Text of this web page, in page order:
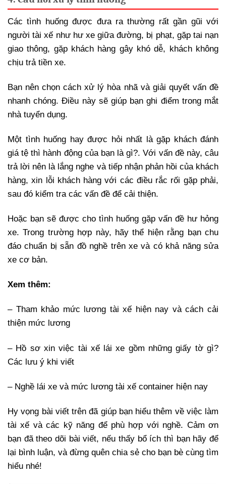
Các tình huống được đưa ra thường rất gần gũi với
người tài xế như hư xe giữa đường, bị phạt, gặp tai nạn
giao thông, gặp khách hàng gây khó dễ, khách không
chịu trả tiền xe.
Bạn nên chọn cách xử lý hòa nhã và giải quyết vấn đề
nhanh chóng. Điều này sẽ giúp bạn ghi điểm trong mắt
nhà tuyển dụng.
Một tình huống hay được hỏi nhất là gặp khách đánh
giá tệ thì hành động của bạn là gì?. Với vấn đề này, câu
trả lời nên là lắng nghe và tiếp nhận phản hồi của khách
hàng, xin lỗi khách hàng với các điều rắc rối gặp phải,
sau đó kiểm tra các vấn đề để cải thiện.
Hoặc bạn sẽ được cho tình huống gặp vấn đề hư hỏng
xe. Trong trường hợp này, hãy thể hiện rằng bạn chu
đáo chuẩn bị sẵn đồ nghề trên xe và có khả năng sửa
xe cơ bản.
Xem thêm:
– Tham khảo mức lương tài xế hiện nay và cách cải
thiện mức lương
– Hồ sơ xin việc tài xế lái xe gồm những giấy tờ gì?
Các lưu ý khi viết
– Nghề lái xe và mức lương tài xế container hiện nay
Hy vọng bài viết trên đã giúp bạn hiểu thêm về việc làm
tài xế và các kỹ năng để phù hợp với nghề. Cảm ơn
bạn đã theo dõi bài viết, nếu thấy bổ ích thì bạn hãy để
lại bình luận, và đừng quên chia sẻ cho bạn bè cùng tìm
hiểu nhé!